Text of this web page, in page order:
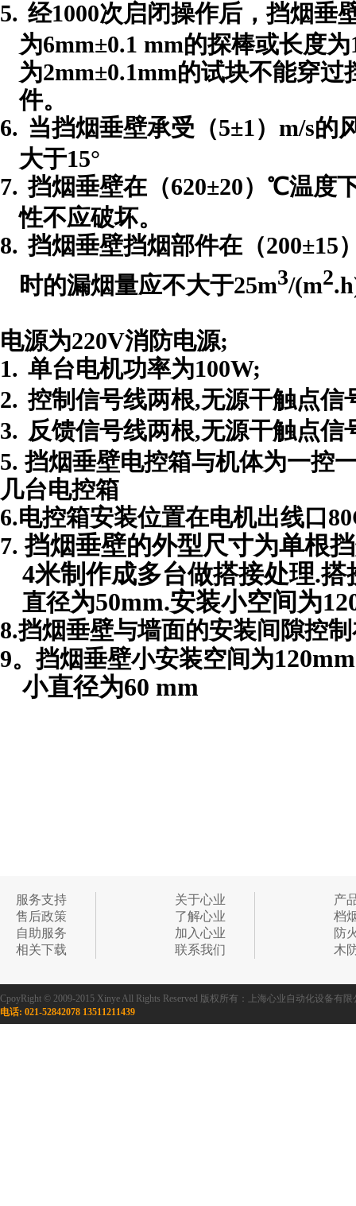
5. 经1000次启闭操作后，挡烟垂
为6mm±0.1 mm的探棒或长度为
为2mm±0.1mm的试块不能穿过
件。
6. 当挡烟垂壁承受（5±1） m/s的
大于15°
7. 挡烟垂壁在（620±20）℃温度
性不应破坏。
8. 挡烟垂壁挡烟部件在（200±15
时的漏烟量应不大于25m3/(m2
电源为220V消防电源;
1. 单台电机功率为100W;
2. 控制信号线两根,无源干触点信
3. 反馈信号线两根,无源干触点信
5.挡烟垂壁电控箱与机体为一控
几台电控箱
6.电控箱安装位置在电机出线口
7. 挡烟垂壁的外型尺寸为单根
4米制作成多台做搭接处理.搭
直径为50mm.安装小空间为
8.挡烟垂壁与墙面的安装间隙控
9。挡烟垂壁小安装空间为120mm
小直径为60 mm
服务支持
售后政策
自助服务
相关下载
关于心业
了解心业
加入心业
联系我们
产
档
防
木
CpoyRight © 2009-2015 Xinye All Rights Reserved 版权所有：上海心业自动化设备有
电话: 021-52842078 13511211439